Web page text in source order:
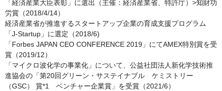
「経済産業大臣表彰」に選出（主催：経済産業省、特許庁）>知財功
労賞（2018/4/14）
経済産業省が推進するスタートアップ企業の育成支援プログラム
「J-Startup」に選定（2018/6)
「Forbes JAPAN CEO CONFERENCE 2019」にてAMEX特別賞を受
賞（2019/12）
「マイクロ波化学の事業化」について、公益社団法人新化学技術推
進協会の「第20回グリーン・サステイナブル　ケミストリー
（GSC） 賞*1　ベンチャー企業賞」を受賞（2021/6）